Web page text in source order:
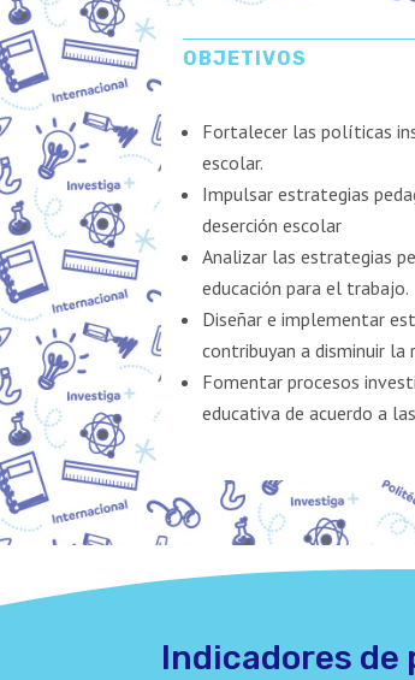
OBJETIVOS
Fortalecer las políticas
escolar.
Impulsar estrategias
deserción escolar
Analizar las estrategias
educación para el trabajo.
Diseñar e implementar
contribuyan a disminuir la
Fomentar procesos
educativa de acuerdo a
Indicadores